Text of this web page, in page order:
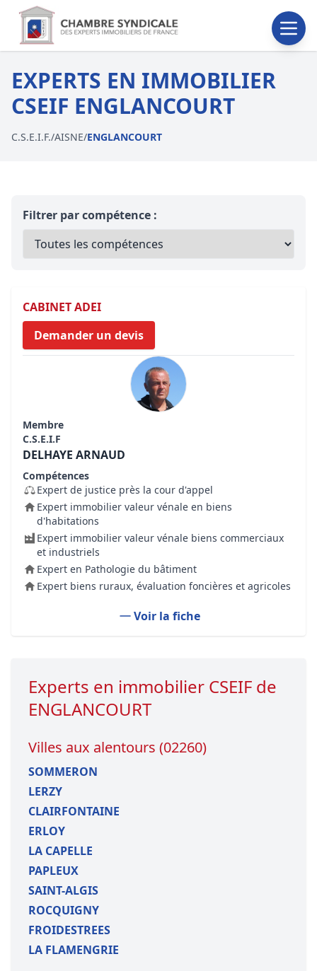
EXPERTS EN IMMOBILIER
CSEIF ENGLANCOURT
C.S.E.I.F./AISNE/ENGLANCOURT
Filtrer par compétence :
CABINET ADEI
Demander un devis
Membre
C.S.E.I.F
DELHAYE ARNAUD
Compétences
Expert de justice près la cour d'appel
Expert immobilier valeur vénale en biens
d'habitations
Expert immobilier valeur vénale biens commerciaux
et industriels
Expert en Pathologie du bâtiment
Expert biens ruraux, évaluation foncières et agricoles
Voir la fiche
Experts en immobilier CSEIF de
ENGLANCOURT
Villes aux alentours (02260)
SOMMERON
LERZY
CLAIRFONTAINE
ERLOY
LA CAPELLE
PAPLEUX
SAINT-ALGIS
ROCQUIGNY
FROIDESTREES
LA FLAMENGRIE